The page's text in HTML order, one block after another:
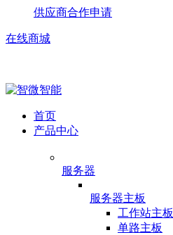
供应商合作申请
在线商城
首页
产品中心
服务器
服务器主板
工作站主板
单路主板